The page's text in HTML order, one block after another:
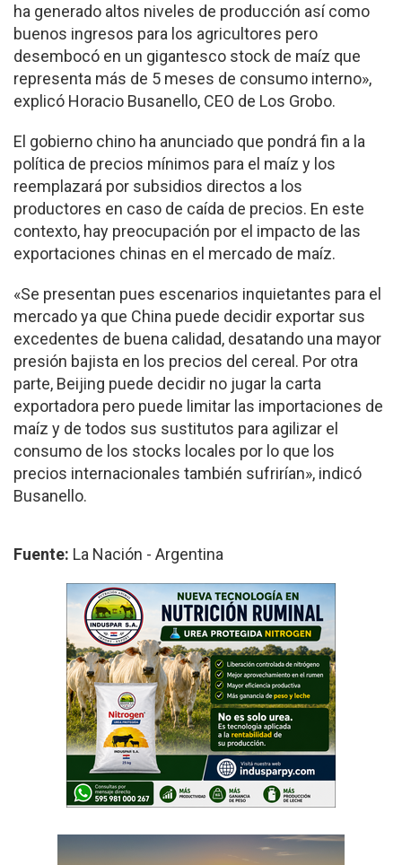
ha generado altos niveles de producción así como
buenos ingresos para los agricultores pero
desembocó en un gigantesco stock de maíz que
representa más de 5 meses de consumo interno»,
explicó Horacio Busanello, CEO de Los Grobo.
El gobierno chino ha anunciado que pondrá fin a la
política de precios mínimos para el maíz y los
reemplazará por subsidios directos a los
productores en caso de caída de precios. En este
contexto, hay preocupación por el impacto de las
exportaciones chinas en el mercado de maíz.
«Se presentan pues escenarios inquietantes para el
mercado ya que China puede decidir exportar sus
excedentes de buena calidad, desatando una mayor
presión bajista en los precios del cereal. Por otra
parte, Beijing puede decidir no jugar la carta
exportadora pero puede limitar las importaciones de
maíz y de todos sus sustitutos para agilizar el
consumo de los stocks locales por lo que los
precios internacionales también sufrirían», indicó
Busanello.
Fuente: La Nación - Argentina